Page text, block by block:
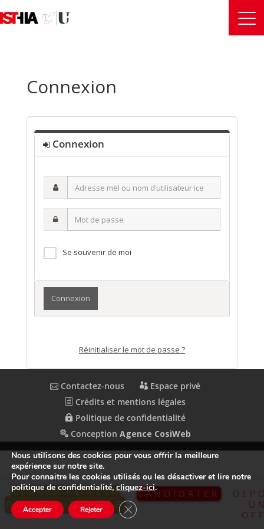
VERSER LA TAXE
D’APPRENTISSAGE
CANDIDATER
Connexion
Connexion
mél
nom
d’utilisateur·ice
Se souvenir de moi
Réinitialiser le mot de passe ?
Contactez-nous
Espace privé
Crédits et mentions légales
Politique de confidentialité
Conception Agence CosiWeb
Nous utilisons des cookies pour vous offrir la meilleure
expérience sur notre site.
Pour connaitre les cookies utilisés ou les désactiver et lire notre
politique de confidentialité,cliquez-ici.
Accepter Rejeter Fermer la bannière des cookies